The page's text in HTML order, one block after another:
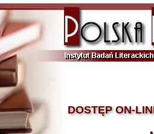
DOSTĘP ON-